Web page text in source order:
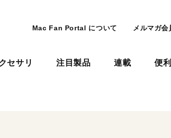
Mac Fan Portal について メルマガ会
セサリ 注目製品 連載 便